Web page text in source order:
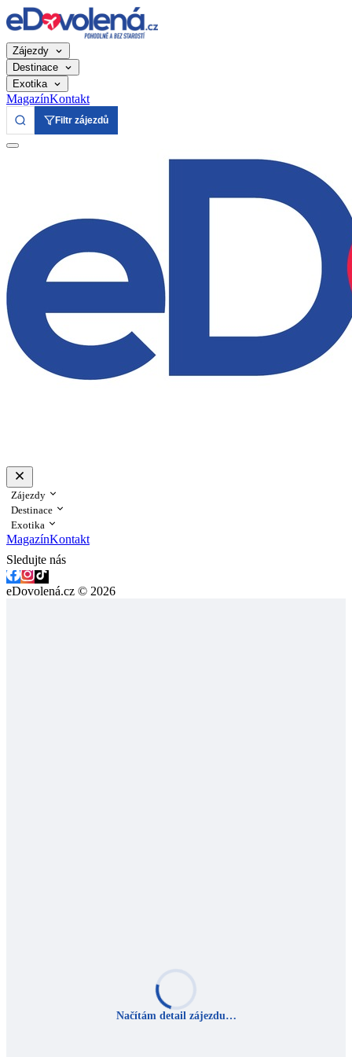
Zájezdy
Destinace
Exotika
MagazínKontakt
Filtr zájezdů
Zájezdy
Destinace
Exotika
MagazínKontakt
Sledujte nás
eDovolená.cz © 2026
Načítám detail zájezdu…